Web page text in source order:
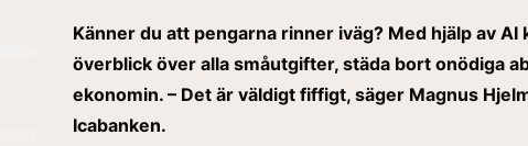
Känner du att pengarna rinner iväg? Med hjälp av AI
överblick över alla småutgifter, städa bort onödiga
ekonomin. – Det är väldigt fiffigt, säger Magnus
Icabanken.